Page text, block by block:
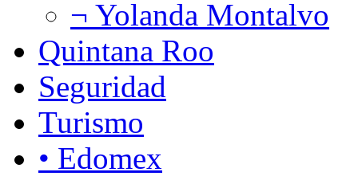
¬ Yolanda Montalvo
Quintana Roo
Seguridad
Turismo
• Edomex